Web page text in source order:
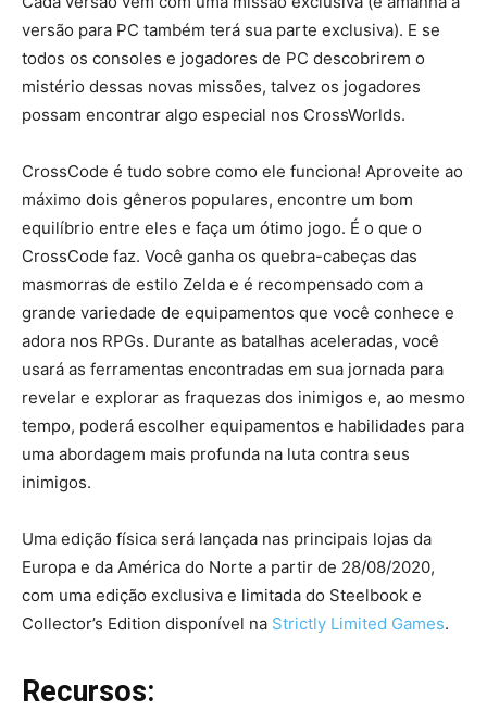
versão para PC também terá sua parte exclusiva). E se
todos os consoles e jogadores de PC descobrirem o
mistério dessas novas missões, talvez os jogadores
possam encontrar algo especial nos CrossWorlds.
CrossCode é tudo sobre como ele funciona! Aproveite ao
máximo dois gêneros populares, encontre um bom
equilíbrio entre eles e faça um ótimo jogo. É o que o
CrossCode faz. Você ganha os quebra-cabeças das
masmorras de estilo Zelda e é recompensado com a
grande variedade de equipamentos que você conhece e
adora nos RPGs. Durante as batalhas aceleradas, você
usará as ferramentas encontradas em sua jornada para
revelar e explorar as fraquezas dos inimigos e, ao mesmo
tempo, poderá escolher equipamentos e habilidades para
uma abordagem mais profunda na luta contra seus
inimigos.
Uma edição física será lançada nas principais lojas da
Europa e da América do Norte a partir de 28/08/2020,
com uma edição exclusiva e limitada do Steelbook e
Collector’s Edition disponível na Strictly Limited Games.
Recursos: